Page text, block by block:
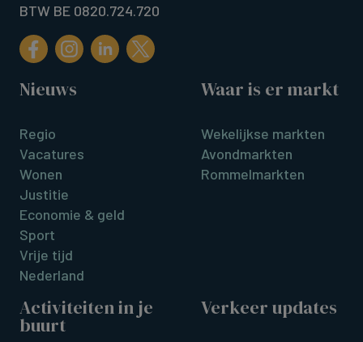
BTW BE 0820.724.720
Nieuws
Regio
Vacatures
Wonen
Justitie
Economie & geld
Sport
Vrije tijd
Nederland
Waar is er markt
Wekelijkse markten
Avondmarkten
Rommelmarkten
Activiteiten in je
buurt
Verkeer updates